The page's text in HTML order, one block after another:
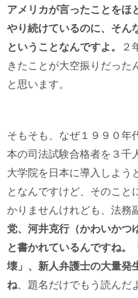
アメリカが言ったことをほ
やり続けているのに、そん
ということなんですよ。
２
きたことが大空振りだった
と思います。
そもそも、なぜ１９９０年
本の司法試験合格者を３千
大学院を日本に導入しよう
となんですけど、そのこと
かりませんけれども、法務
党、河井克行（かわいかつ
と書かれているんですね。
壊」、新人弁護士の大量発
ね、題名だけでもう読んだ